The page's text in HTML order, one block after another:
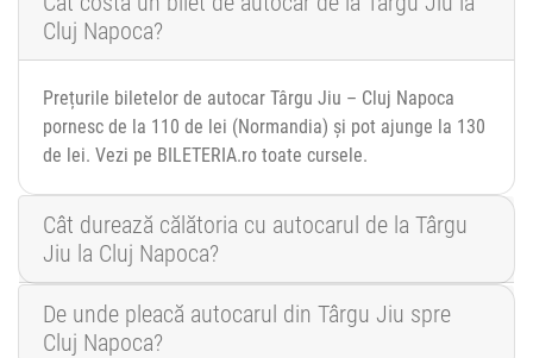
Cluj Napoca?
Prețurile biletelor de autocar Târgu Jiu – Cluj Napoca
pornesc de la 110 de lei (Normandia) și pot ajunge la 130
de lei. Vezi pe BILETERIA.ro toate cursele.
Cât durează călătoria cu autocarul de la Târgu
Jiu la Cluj Napoca?
De unde pleacă autocarul din Târgu Jiu spre
Cluj Napoca?